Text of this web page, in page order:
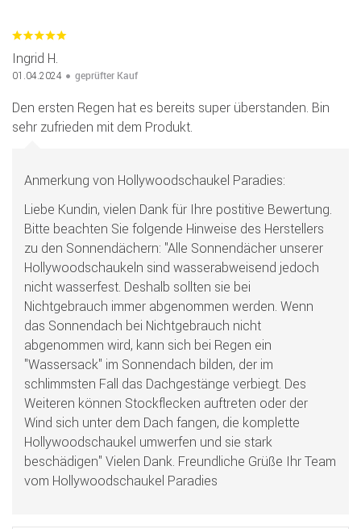
Ingrid H.
01.04.2024 geprüfter Kauf
Den ersten Regen hat es bereits super überstanden. Bin
sehr zufrieden mit dem Produkt.
Anmerkung von Hollywoodschaukel Paradies:
Liebe Kundin, vielen Dank für Ihre postitive Bewertung.
Bitte beachten Sie folgende Hinweise des Herstellers
zu den Sonnendächern: "Alle Sonnendächer unserer
Hollywoodschaukeln sind wasserabweisend jedoch
nicht wasserfest. Deshalb sollten sie bei
Nichtgebrauch immer abgenommen werden. Wenn
das Sonnendach bei Nichtgebrauch nicht
abgenommen wird, kann sich bei Regen ein
"Wassersack" im Sonnendach bilden, der im
schlimmsten Fall das Dachgestänge verbiegt. Des
Weiteren können Stockflecken auftreten oder der
Wind sich unter dem Dach fangen, die komplette
Hollywoodschaukel umwerfen und sie stark
beschädigen" Vielen Dank. Freundliche Grüße Ihr Team
vom Hollywoodschaukel Paradies